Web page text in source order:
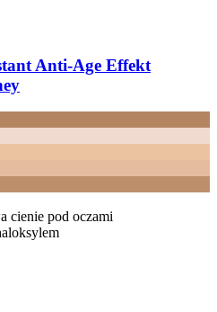
Anti-​Age Effekt
cienie pod oczami